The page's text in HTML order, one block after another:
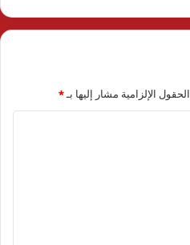
الحقول الإلزامية مشار إليها بـ*